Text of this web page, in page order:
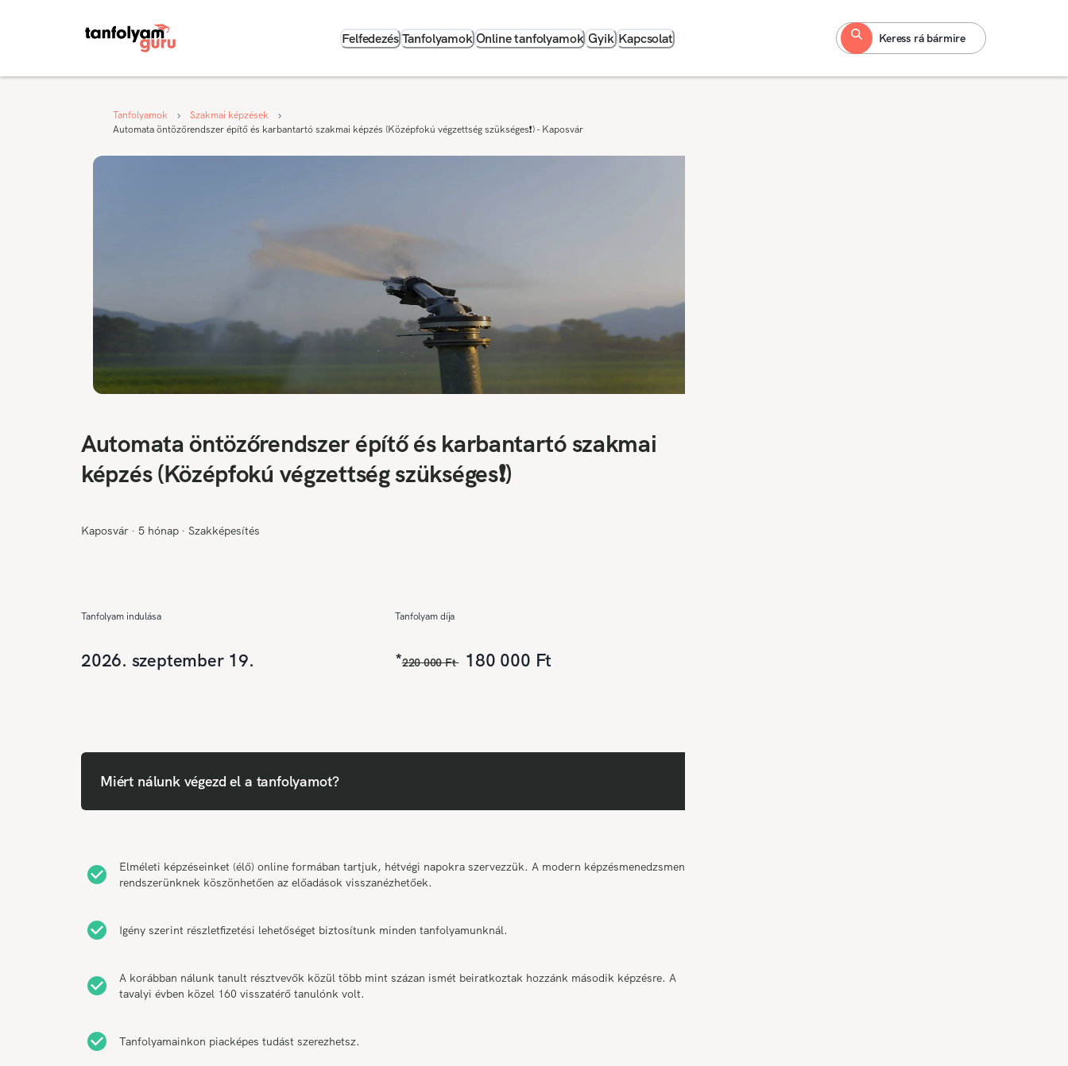
Felfedezés Tanfolyamok Online tanfolyamok Gyik Kapcsolat Keress rá bármire
Tanfolyamok
Szakmai képzések
Automata öntözőrendszer építő és karbantartó szakmai képzés (Középfokú végzettség szükséges❗) - Kaposvár
Automata öntözőrendszer építő és karbantartó szakmai
képzés (Középfokú végzettség szükséges❗)
Kaposvár ∙ 5 hónap ∙ Szakképesítés
Tanfolyam indulása
2026. szeptember 19.
Tanfolyam díja
*220 000 Ft 180 000 Ft
Miért nálunk végezd el a tanfolyamot?
Elméleti képzéseinket (élő) online formában tartjuk, hétvégi napokra szervezzük. A modern képzésmenedzsment
rendszerünknek köszönhetően az előadások visszanézhetőek.
Igény szerint részletfizetési lehetőséget biztosítunk minden tanfolyamunknál.
A korábban nálunk tanult résztvevők közül több mint százan ismét beiratkoztak hozzánk második képzésre. A
tavalyi évben közel 160 visszatérő tanulónk volt.
Tanfolyamainkon piacképes tudást szerezhetsz.